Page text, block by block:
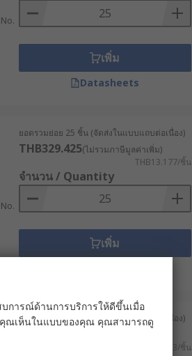
เพิ่ม
Datasheets
ยอดรวมย่อย 25 ชิ้น (จัดส่งในแบบแถบต่อเนื่อง)
THB329.425(ไม่รวมภาษีมูลค่าเพิ่ม)
THB13.177/ชิ้น
จำนวน / Quantity
เพิ่ม
ยอดรวมย่อย 25 ชิ้น (จัดส่งในแบบแถบต่อเนื่อง)
THB14.83/ชิ้น
บการณ์ด้านการบริการให้ดีขึ้นเมื่อ
คุณเห็นในแบบของคุณ คุณสามารถดู